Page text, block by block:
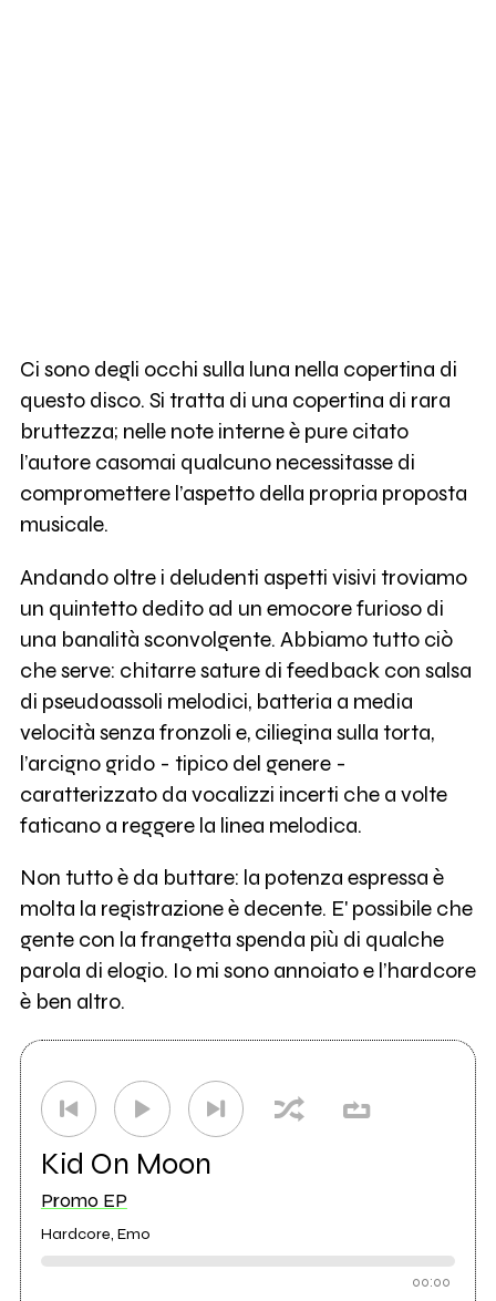
Ci sono degli occhi sulla luna nella copertina di
questo disco. Si tratta di una copertina di rara
bruttezza; nelle note interne è pure citato
l’autore casomai qualcuno necessitasse di
compromettere l’aspetto della propria proposta
musicale.
Andando oltre i deludenti aspetti visivi troviamo
un quintetto dedito ad un emocore furioso di
una banalità sconvolgente. Abbiamo tutto ciò
che serve: chitarre sature di feedback con salsa
di pseudoassoli melodici, batteria a media
velocità senza fronzoli e, ciliegina sulla torta,
l’arcigno grido - tipico del genere -
caratterizzato da vocalizzi incerti che a volte
faticano a reggere la linea melodica.
Non tutto è da buttare: la potenza espressa è
molta la registrazione è decente. E' possibile che
gente con la frangetta spenda più di qualche
parola di elogio. Io mi sono annoiato e l’hardcore
è ben altro.
Kid On Moon
Promo EP
Hardcore, Emo
00:00